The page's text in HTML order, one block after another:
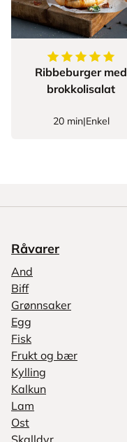
5av5stjerner
Ribbeburger med
brokkolisalat
20 min|Enkel
Råvarer
And
Biff
Grønnsaker
Egg
Fisk
Frukt og bær
Kylling
Kalkun
Lam
Ost
Skalldyr